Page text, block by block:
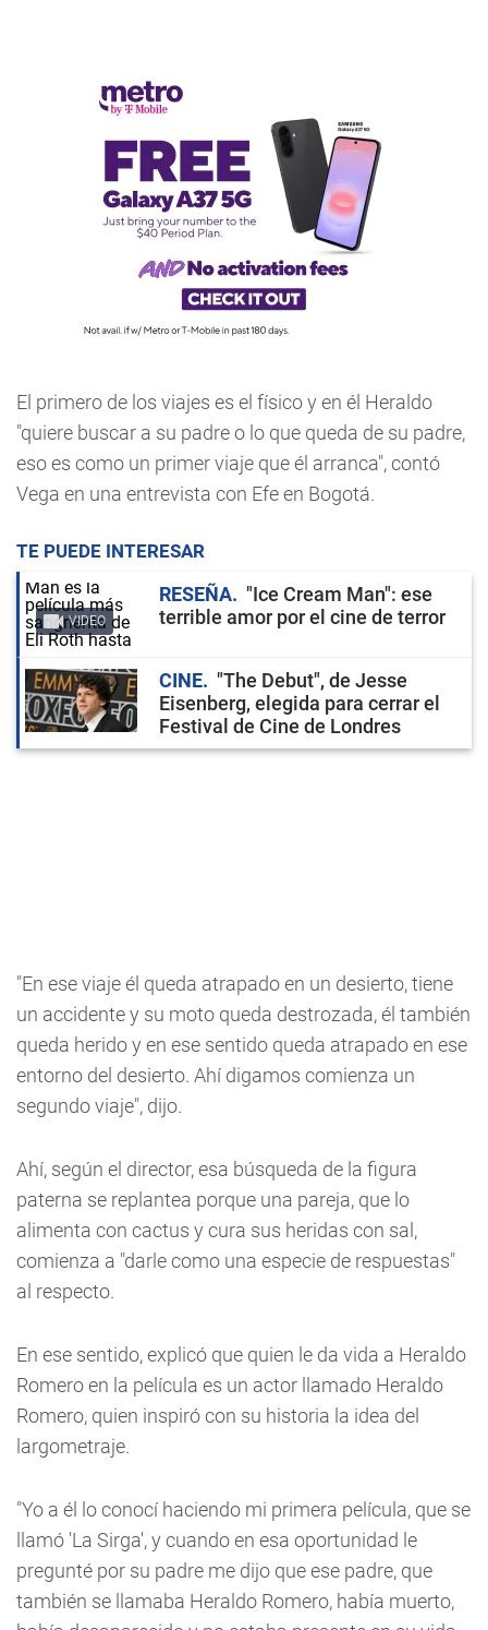
El primero de los viajes es el físico y en él Heraldo
"quiere buscar a su padre o lo que queda de su padre,
eso es como un primer viaje que él arranca", contó
Vega en una entrevista con Efe en Bogotá.
TE PUEDE INTERESAR
VIDEO
RESEÑA
"Ice Cream Man": ese
terrible amor por el cine de terror
CINE
"The Debut", de Jesse
Eisenberg, elegida para cerrar el
Festival de Cine de Londres
"En ese viaje él queda atrapado en un desierto, tiene
un accidente y su moto queda destrozada, él también
queda herido y en ese sentido queda atrapado en ese
entorno del desierto. Ahí digamos comienza un
segundo viaje", dijo.
Ahí, según el director, esa búsqueda de la figura
paterna se replantea porque una pareja, que lo
alimenta con cactus y cura sus heridas con sal,
comienza a "darle como una especie de respuestas"
al respecto.
En ese sentido, explicó que quien le da vida a Heraldo
Romero en la película es un actor llamado Heraldo
Romero, quien inspiró con su historia la idea del
largometraje.
"Yo a él lo conocí haciendo mi primera película, que se
llamó 'La Sirga', y cuando en esa oportunidad le
pregunté por su padre me dijo que ese padre, que
también se llamaba Heraldo Romero, había muerto,